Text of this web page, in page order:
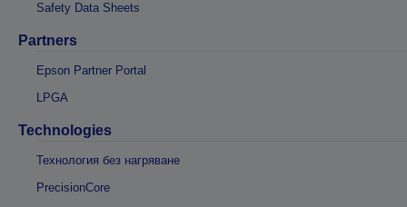
Safety Data Sheets
Partners
Epson Partner Portal
LPGA
Technologies
Технология без нагряване
PrecisionCore